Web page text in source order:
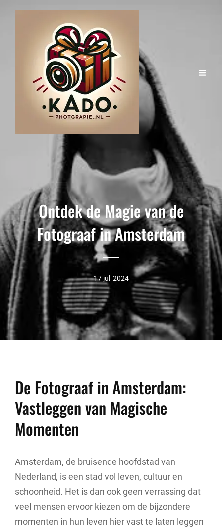
Ontdek de Magie van de
Fotograaf in Amsterdam
17 juli 2024
De Fotograaf in Amsterdam:
Vastleggen van Magische
Momenten
Amsterdam, de bruisende hoofdstad van
Nederland, is een stad vol leven, cultuur en
schoonheid. Het is dan ook geen verrassing dat
veel mensen ervoor kiezen om de bijzondere
momenten in hun leven hier vast te laten leggen